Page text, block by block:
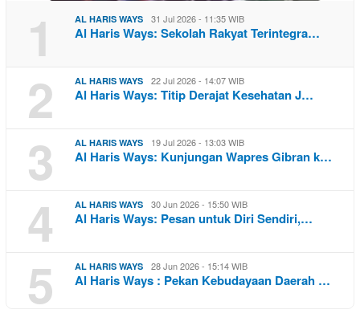
1 AL HARIS WAYS 31 Jul 2026 - 11:35 WIB
Al Haris Ways: Sekolah Rakyat Terintegra…
2 AL HARIS WAYS 22 Jul 2026 - 14:07 WIB
Al Haris Ways: Titip Derajat Kesehatan J…
3 AL HARIS WAYS 19 Jul 2026 - 13:03 WIB
Al Haris Ways: Kunjungan Wapres Gibran k…
4 AL HARIS WAYS 30 Jun 2026 - 15:50 WIB
Al Haris Ways: Pesan untuk Diri Sendiri,…
5 AL HARIS WAYS 28 Jun 2026 - 15:14 WIB
Al Haris Ways : Pekan Kebudayaan Daerah …